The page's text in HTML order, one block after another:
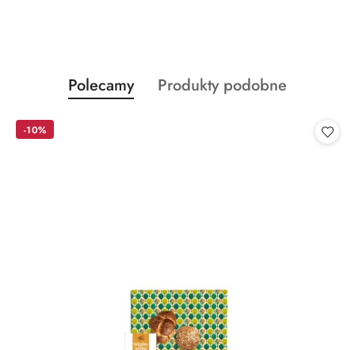
Pomiń karuzelę produktów
Produkty
o
Polecamy
Produkty
Produkty podobne
-10%